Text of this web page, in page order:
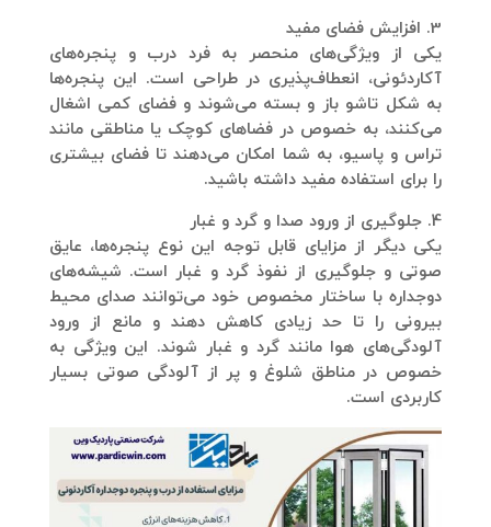
3. افزایش فضای مفید
یکی از ویژگی‌های منحصر به فرد درب و پنجره‌های
آکاردئونی، انعطاف‌پذیری در طراحی است. این پنجره‌ها
به شکل تاشو باز و بسته می‌شوند و فضای کمی اشغال
می‌کنند، به خصوص در فضاهای کوچک یا مناطقی مانند
تراس و پاسیو، به شما امکان می‌دهند تا فضای بیشتری
را برای استفاده مفید داشته باشید​.
4. جلوگیری از ورود صدا و گرد و غبار
یکی دیگر از مزایای قابل توجه این نوع پنجره‌ها، عایق
صوتی و جلوگیری از نفوذ گرد و غبار است. شیشه‌های
دوجداره با ساختار مخصوص خود می‌توانند صدای محیط
بیرونی را تا حد زیادی کاهش دهند و مانع از ورود
آلودگی‌های هوا مانند گرد و غبار شوند. این ویژگی به
خصوص در مناطق شلوغ و پر از آلودگی صوتی بسیار
کاربردی است​.